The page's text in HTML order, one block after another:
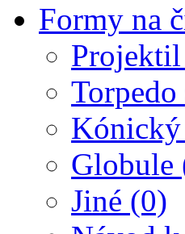
Formy na
Globule
Jiné (0)